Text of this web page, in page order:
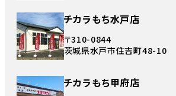
チカラもち水戸店
〒310-0844
茨城県水戸市住吉町48-10
チカラもち甲府店